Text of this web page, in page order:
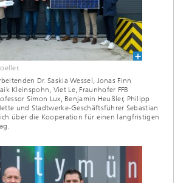
Dr. Saskia Wessel, Jonas Finn
Kleinspohn, Viet Le, Fraunhofer FFB
Simon Lux, Benjamin Heußler, Philipp
und Stadtwerke-Geschäftsführer Sebastian
über die Kooperation für einen langfristigen